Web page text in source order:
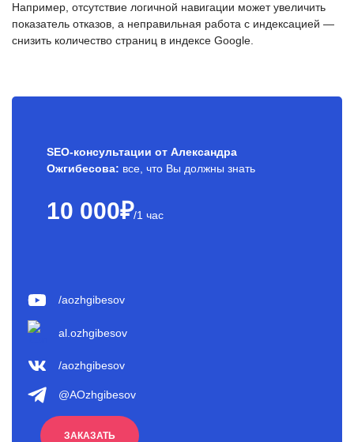
Например, отсутствие логичной навигации может увеличить
показатель отказов, а неправильная работа с индексацией —
снизить количество страниц в индексе Google.
SEO-консультации от Александра
Ожгибесова: все, что Вы должны знать
10 000₽/1 час
ЗАКАЗАТЬ
/aozhgibesov
al.ozhgibesov
/aozhgibesov
@AOzhgibesov